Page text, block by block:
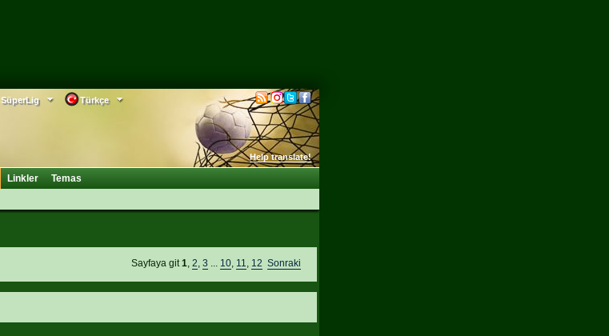
Türkçe
SüperLig
Help translate!
Linkler Temas
Sayfaya git1 ,2 ,3 10 11 12 Sonraki